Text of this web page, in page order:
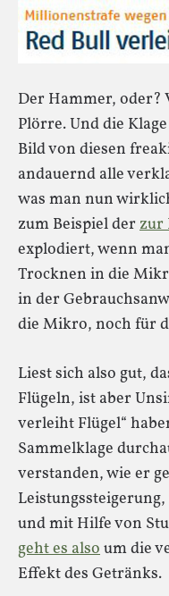
Der Hammer, oder?
Plörre. Und die
Bild von diesen
andauernd alle
was man nun
zum Beispiel der zur
explodiert, wenn
Trocknen in die
in der
die Mikro, noch für
Liest sich also gut,
Flügeln, ist aber
verleiht Flügel“
Sammelklage
verstanden, wie er
und mit Hilfe von
geht es alsoum die
Effekt des Getränks.